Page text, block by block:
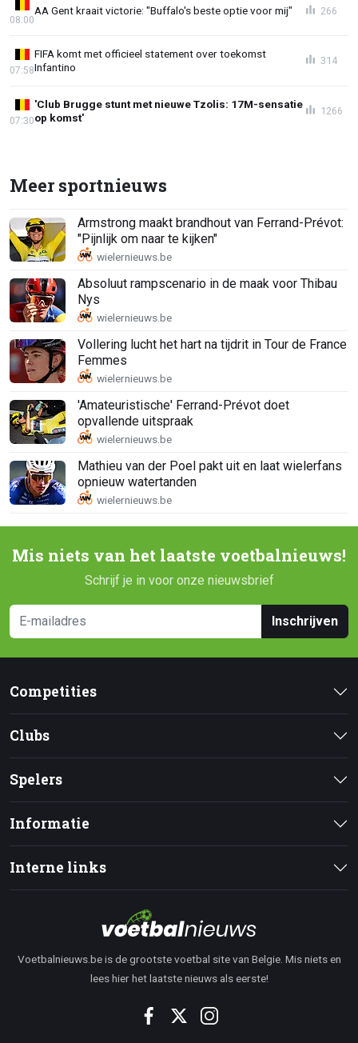
AA Gent kraait victorie: "Buffalo's beste optie voor mij"
08:00
266
FIFA komt met officieel statement over toekomst
Infantino
07:58
314
'Club Brugge stunt met nieuwe Tzolis: 17M-sensatie
op komst'
07:30
1266
Meer sportnieuws
Armstrong maakt brandhout van Ferrand-Prévot:
"Pijnlijk om naar te kijken"
Absoluut rampscenario in de maak voor Thibau
Nys
Vollering lucht het hart na tijdrit in Tour de France
Femmes
'Amateuristische' Ferrand-Prévot doet
opvallende uitspraak
Mathieu van der Poel pakt uit en laat wielerfans
opnieuw watertanden
Mis niets van het laatste voetbalnieuws!
Schrijf je in voor onze nieuwsbrief
Inschrijven
Competities
Clubs
Spelers
Informatie
Interne links
Voetbalnieuws.be is de grootste voetbal site van Belgie. Mis niets en
lees hier het laatste nieuws als eerste!